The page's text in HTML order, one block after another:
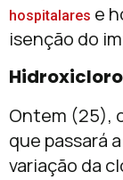
hospitalares e
isenção do
Ontem (25),
que passará
variação da